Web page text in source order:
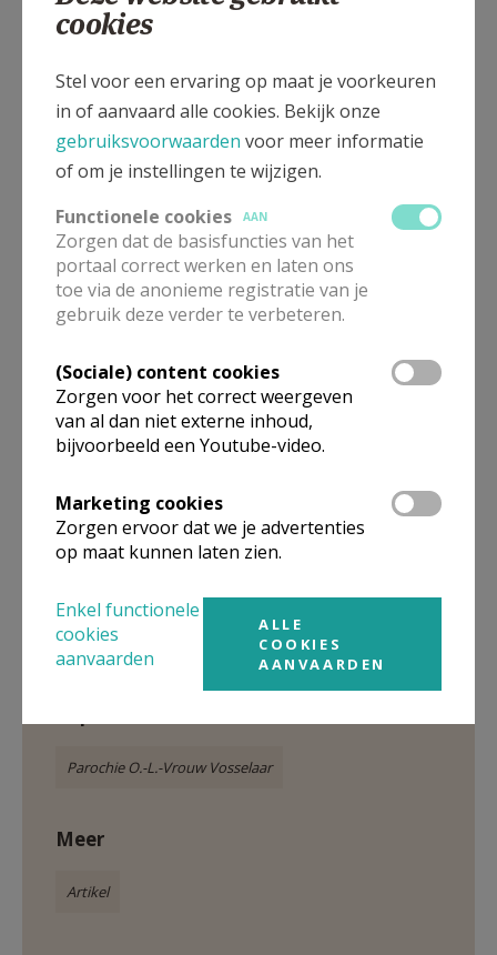
bloemenpalet zodat de kerk telkens feestelijk
versierd is.
Misdienaars
Enkele meisjes en jongens (vanaf het vierde
studiejaar ) hebben een bijzondere taak tijdens de
eucharistievieringen, zij helpen de priester. Wie
misdienaar wil worden kan contact opnemen via de
vormselcatechisten.
Kosters
De koster is een belangrijke figuur in alle praktische
aangelegenheden die wij in de kerk tegenkomen. Er
is eigenlijk geen gebeurtenis in de kerk waar de
koster niet bij betrokken is, hij is de rechterhand van
Parochie O.-L.-Vrouw Vosselaar
Meer
Artikel
cookies
Stel voor een ervaring op maat je voorkeuren
in of aanvaard alle cookies. Bekijk onze
gebruiksvoorwaarden voor meer informatie
of om je instellingen te wijzigen.
Functionele cookies
AAN
Zorgen dat de basisfuncties van het
portaal correct werken en laten ons
toe via de anonieme registratie van je
gebruik deze verder te verbeteren.
(Sociale) content cookies
Zorgen voor het correct weergeven
van al dan niet externe inhoud,
bijvoorbeeld een Youtube-video.
Marketing cookies
Zorgen ervoor dat we je advertenties
op maat kunnen laten zien.
Enkel functionele
cookies
aanvaarden
ALLE
COOKIES
AANVAARDEN